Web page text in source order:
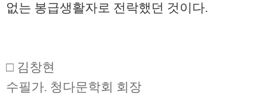
없는 봉급생활자로 전락했던 것이다.
□ 김창현
수필가. 청다문학회 회장